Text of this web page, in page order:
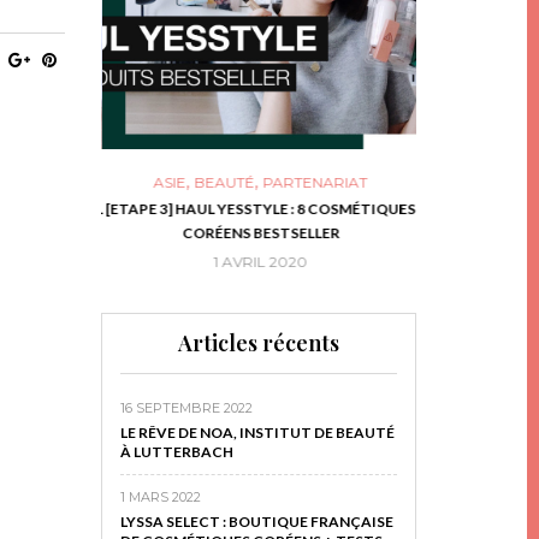
ASIE, BEAUTÉ, PARTENARIAT
[ETAPE 3] HAUL YESSTYLE : 8 COSMÉTIQUES
CORÉENS BESTSELLER
1 AVRIL 2020
Articles récents
16 SEPTEMBRE 2022
LE RÊVE DE NOA, INSTITUT DE BEAUTÉ
À LUTTERBACH
1 MARS 2022
LYSSA SELECT : BOUTIQUE FRANÇAISE